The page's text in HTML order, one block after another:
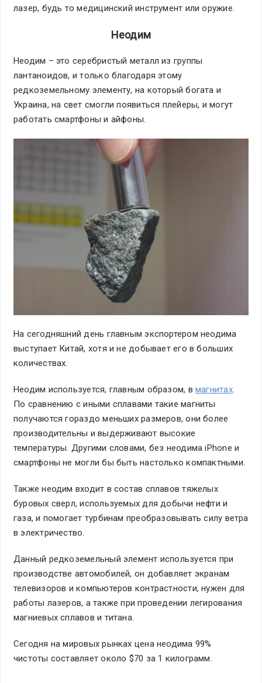
лазер, будь то медицинский инструмент или оружие.
Неодим
Неодим – это серебристый металл из группы
лантаноидов, и только благодаря этому
редкоземельному элементу, на который богата и
Украина, на свет смогли появиться плейеры, и могут
работать смартфоны и айфоны.
На сегодняшний день главным экспортером неодима
выступает Китай, хотя и не добывает его в больших
количествах.
Неодим используется, главным образом, в магнитах.
По сравнению с иными сплавами такие магниты
получаются гораздо меньших размеров, они более
производительны и выдерживают высокие
температуры. Другими словами, без неодима iPhone и
смартфоны не могли бы быть настолько компактными.
Также неодим входит в состав сплавов тяжелых
буровых сверл, используемых для добычи нефти и
газа, и помогает турбинам преобразовывать силу ветра
в электричество.
Данный редкоземельный элемент используется при
производстве автомобилей, он добавляет экранам
телевизоров и компьютеров контрастности, нужен для
работы лазеров, а также при проведении легирования
магниевых сплавов и титана.
Сегодня на мировых рынках цена неодима 99%
чистоты составляет около $70 за 1 килограмм.